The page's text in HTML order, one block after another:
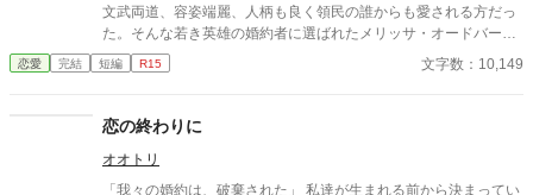
文武両道、容姿端麗、人柄も良く領民の誰からも愛される方だっ
た。そんな若き英雄の婚約者に選ばれたメリッサ・オードバーン
子爵令嬢は、自身を果報者と信じて疑っていなかった。 彼が屋
敷のメイドと関係を持っていると知る事になる、その時までは。
るつもりだった。分かっていてそれでも、許せなかった。 メリ
ッサにとってアイルザートは、本心から愛した人だったから。
恋愛 完結 短編 R15 文字数：10,149
恋の終わりに
オオトリ
「我々の婚約は、破棄された」 私達が生まれる前から決まってい